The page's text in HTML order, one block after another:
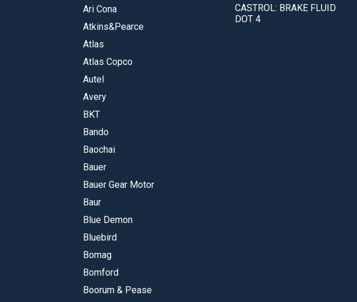
Ari Cona
Atkins&Pearce
Atlas
Atlas Copco
Autel
Avery
BKT
Bando
Baochai
Bauer
Bauer Gear Motor
Baur
Blue Demon
Bluebird
Bomag
Bomford
Boorum & Pease
CASTROL: BRAKE FLUID
DOT 4